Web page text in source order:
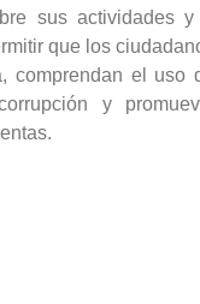
sus actividades
que los
comprendan el uso
y